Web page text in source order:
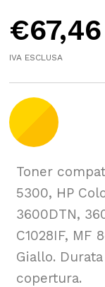
€67,46
IVA ESCLUSA
Toner
5300, HP
3600DTN,
C1028IF, MF
Giallo.
copertura.